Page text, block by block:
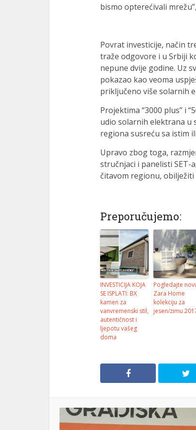
bismo opterećivali
Povrat investicije, način
traže odgovore i u Srbiji
nepune dvije godine. Uz
pokazao kao veoma
priključeno više solarnih
Projektima “3000 plus” i
udio solarnih elektrana u
regiona susreću sa istim
Upravo zbog toga,
stručnjaci i panelisti SET-
čitavom regionu,
Preporučujemo:
INVESTICIJA KOJA
SE ISPLATI: BX
kamen za
vanvremenski stil,
autentičnost i
ljepotu vašeg
doma
Pogledajte
Zara Home
kolekciju za
jesen/zimu